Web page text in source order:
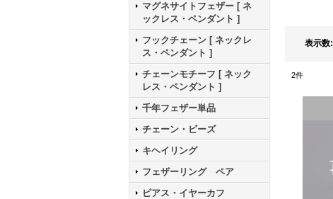
マグネサイトフェザー [ ネ
ックレス・ペンダント ]
フックチェーン [ ネックレ
ス・ペンダント ]
チェーンモチーフ [ ネック
レス・ペンダント ]
千年フェザー単品
チェーン・ビーズ
キヘイリング
フェザーリング ペア
ピアス・イヤーカフ
表示数:
2件